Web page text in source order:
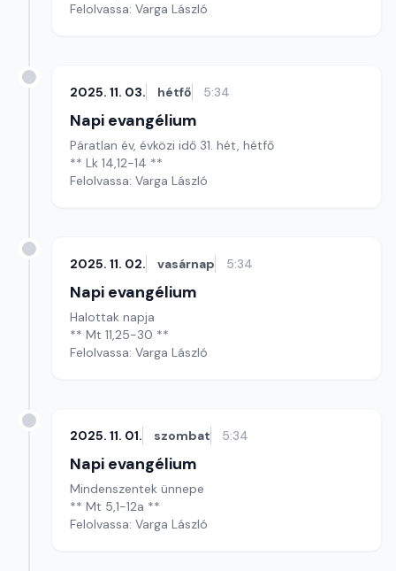
Felolvassa: Varga László
2025. 11. 03. hétfő 5:34
Napi evangélium
Páratlan év, évközi idő 31. hét, hétfő
** Lk 14,12-14 **
Felolvassa: Varga László
2025. 11. 02. vasárnap 5:34
Napi evangélium
Halottak napja
** Mt 11,25-30 **
Felolvassa: Varga László
2025. 11. 01. szombat 5:34
Napi evangélium
Mindenszentek ünnepe
** Mt 5,1-12a **
Felolvassa: Varga László